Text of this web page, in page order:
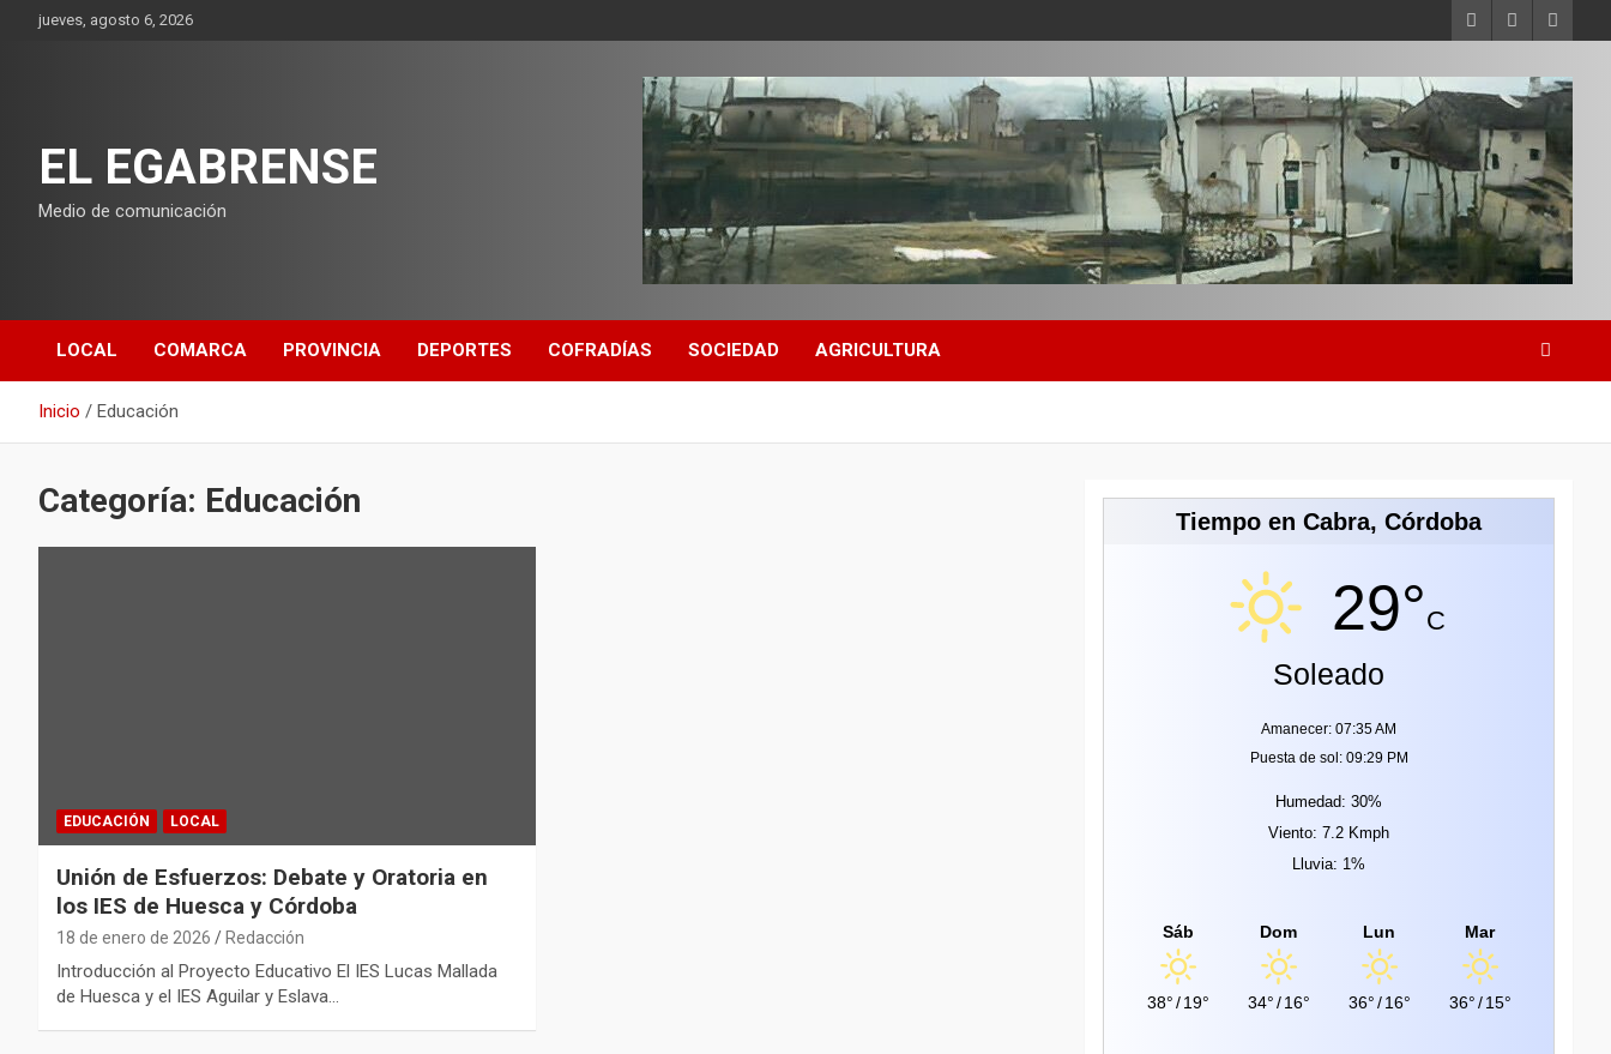
Saltarjueves, agosto 6, 2026
EL EGABRENSE
Medio de comunicación
LOCAL COMARCA PROVINCIA DEPORTES COFRADÍAS SOCIEDAD AGRICULTURA
Inicio Educación
Categoría: Educación
EDUCACIÓN LOCAL
Unión de Esfuerzos: Debate y Oratoria en
los IES de Huesca y Córdoba
18 de enero de 2026 Redacción
Introducción al Proyecto Educativo El IES Lucas Mallada
de Huesca y el IES Aguilar y Eslava…
Tiempo en Cabra, Córdoba
29°C
Soleado
Amanecer: 07:35 AM
Puesta de sol: 09:29 PM
Humedad: 30%
Viento: 7.2 Kmph
Lluvia: 1%
Sáb
38°/ 19°
Dom
34°/ 16°
Lun
36°/ 16°
Mar
36°/ 15°